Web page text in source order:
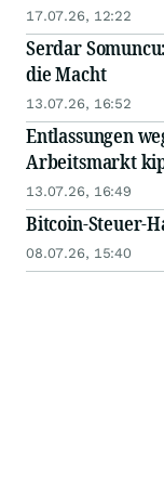
17.07.26, 12:22
Serdar
die Macht
13.07.26, 16:52
Entlassungen
Arbeitsmarkt
13.07.26, 16:49
Bitcoin-Steuer-
08.07.26, 15:40